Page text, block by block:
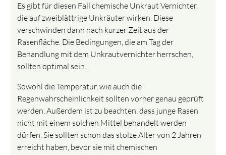
Es gibt für diesen Fall chemische Unkraut Vernichter,
die auf zweiblättrige Unkräuter wirken. Diese
verschwinden dann nach kurzer Zeit aus der
Rasenfläche. Die Bedingungen, die am Tag der
Behandlung mit dem Unkrautvernichter herrschen,
sollten optimal sein.
Sowohl die Temperatur, wie auch die
Regenwahrscheinlichkeit sollten vorher genau geprüft
werden. Außerdem ist zu beachten, dass junge Rasen
nicht mit einem solchen Mittel behandelt werden
dürfen. Sie sollten schon das stolze Alter von 2 Jahren
erreicht haben, bevor sie mit chemischen